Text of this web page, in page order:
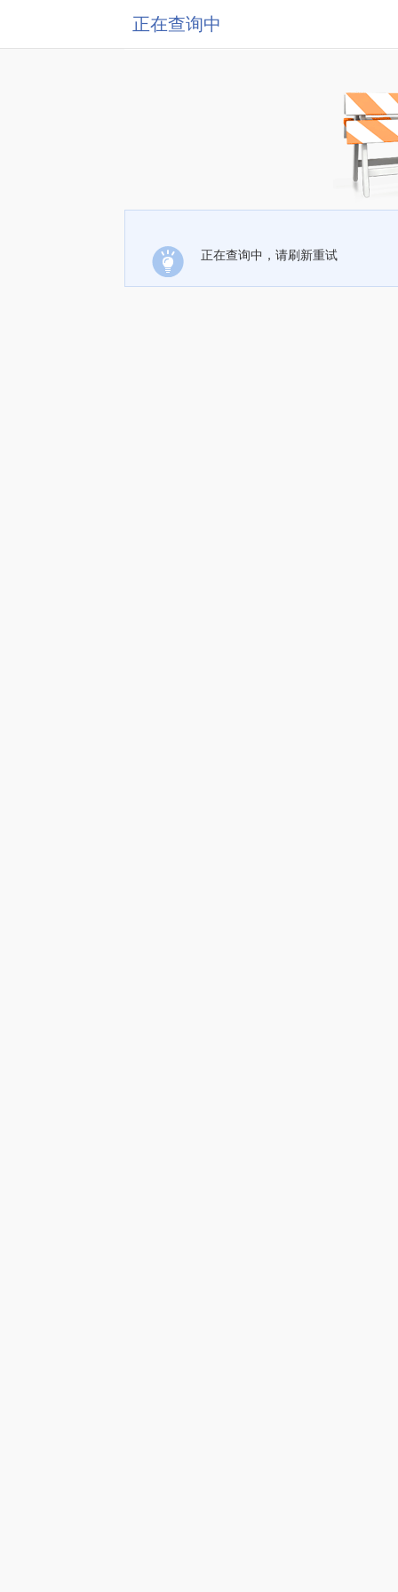
正在查询中
正在查询中，请刷新重试